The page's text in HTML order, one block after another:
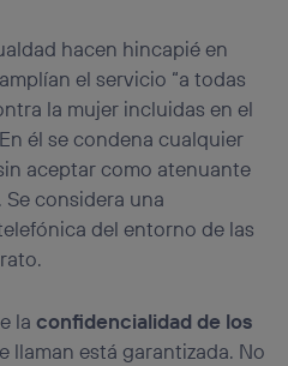
hacen hincapié en
el servicio “a todas
la mujer incluidas en el
En él se condena cualquier
aceptar como atenuante
considera una
del entorno de las
laconfidencialidad de los
llaman está garantizada. No